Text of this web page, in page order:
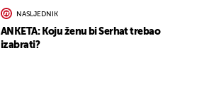
NASLJEDNIK
ANKETA: Koju ženu bi Serhat trebao
izabrati?